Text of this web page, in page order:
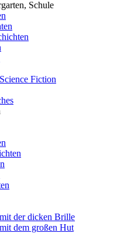
Schule
Fiction
der dicken Brille
dem großen Hut